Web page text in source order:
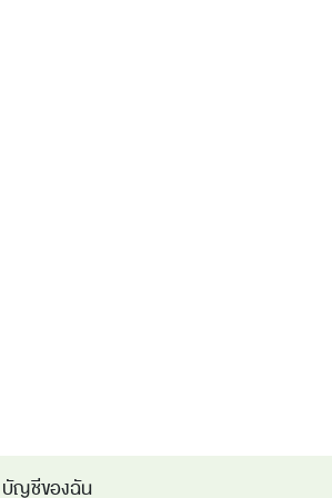
บัญชีของฉัน